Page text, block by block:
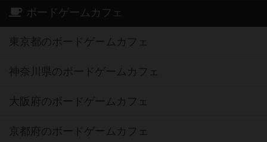
ボードゲームカフェ
東京都のボードゲームカフェ
神奈川県のボードゲームカフェ
大阪府のボードゲームカフェ
京都府のボードゲームカフェ